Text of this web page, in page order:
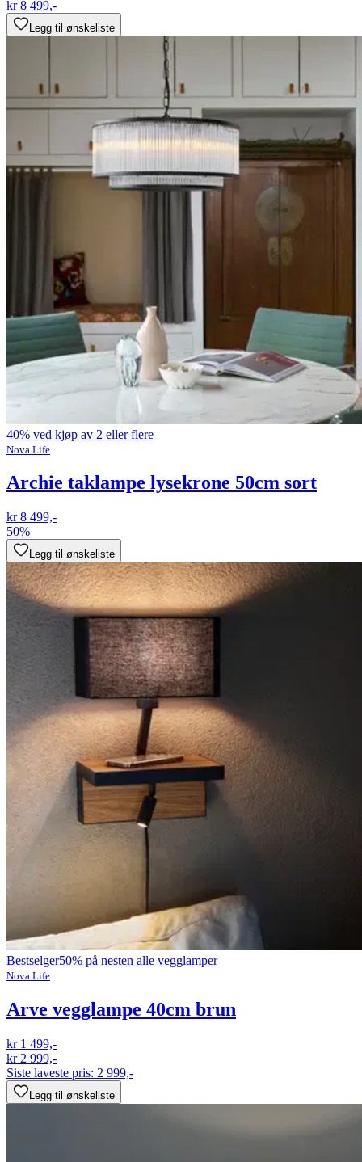
kr 8 499,-
Legg til ønskeliste
40% ved kjøp av 2 eller flere
Nova Life
Archie taklampe lysekrone 50cm sort
kr 8 499,-
50%
Legg til ønskeliste
Bestselger50% på nesten alle vegglamper
Nova Life
Arve vegglampe 40cm brun
kr 1 499,-
kr 2 999,-
Siste laveste pris: 2 999,-
Legg til ønskeliste